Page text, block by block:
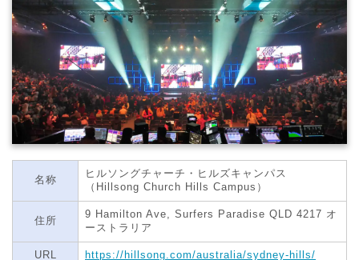
名称
ヒルソングチャーチ・ヒルズキャンパス
（Hillsong Church Hills Campus）
住所
9 Hamilton Ave, Surfers Paradise QLD 4217 オ
ーストラリア
URL https://hillsong.com/australia/sydney-hills/